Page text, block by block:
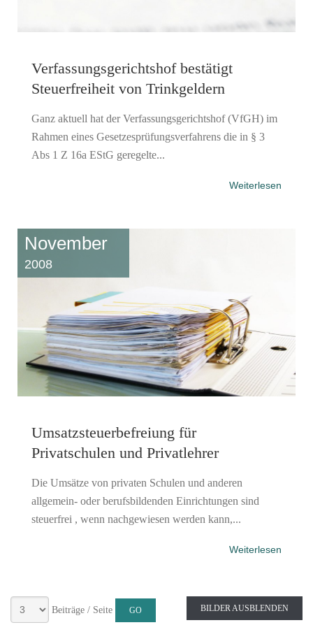
Verfassungsgerichtshof bestätigt
Steuerfreiheit von Trinkgeldern
Ganz aktuell hat der Verfassungsgerichtshof (VfGH) im
Rahmen eines Gesetzesprüfungsverfahrens die in § 3
Abs 1 Z 16a EStG geregelte...
Weiterlesen
November
2008
Umsatzsteuerbefreiung für
Privatschulen und Privatlehrer
Die Umsätze von privaten Schulen und anderen
allgemein- oder berufsbildenden Einrichtungen sind
steuerfrei , wenn nachgewiesen werden kann,...
Weiterlesen
Beiträge / Seite BILDER AUSBLENDEN